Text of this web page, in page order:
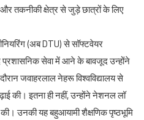
तकनीकी क्षेत्र से जुड़े छात्रों के लिए
(अब DTU) से सॉफ्टवेयर
प्रशासनिक सेवा में आने के बावजूद उन्होंने
जवाहरलाल नेहरू विश्वविद्यालय से
की। इतना ही नहीं, उन्होंने नेशनल लॉ
की। उनकी यह बहुआयामी शैक्षणिक पृष्ठभूमि